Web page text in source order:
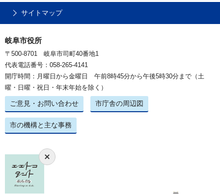
サイトマップ
岐阜市役所
〒500-8701 岐阜市司町40番地1
代表電話番号：058-265-4141
開庁時間：月曜日から金曜日 午前8時45分から午後5時30分まで（土
曜・日曜・祝日・年末年始を除く）
ご意見・お問い合わせ 市庁舎の周辺図
市の機構と主な事務